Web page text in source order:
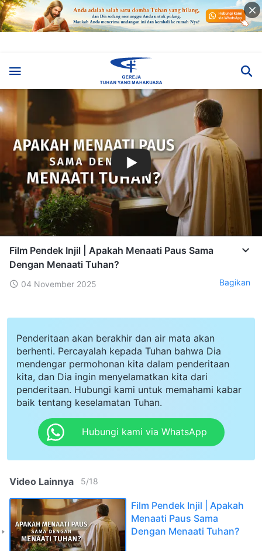
Film Pendek Injil | Apakah Menaati Paus Sama
Dengan Menaati Tuhan?
04 November 2025 Bagikan
Penderitaan akan berakhir dan air mata akan
berhenti. Percayalah kepada Tuhan bahwa Dia
mendengar permohonan kita dalam penderitaan
kita, dan Dia ingin menyelamatkan kita dari
penderitaan. Hubungi kami untuk memahami kabar
baik tentang keselamatan Tuhan.
Hubungi kami via WhatsApp
Video Lainnya 5/18
Film Pendek Injil | Apakah
Menaati Paus Sama
Dengan Menaati Tuhan?